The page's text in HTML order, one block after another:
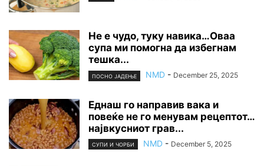
Не е чудо, туку навика…Оваа
супа ми помогна да избегнам
тешка...
ПОСНО ЈАДЕЊЕ NMD - December 25, 2025
Еднаш го направив вака и
повеќе не го менувам рецептот…
највкусниот грав...
СУПИ И ЧОРБИ NMD - December 5, 2025